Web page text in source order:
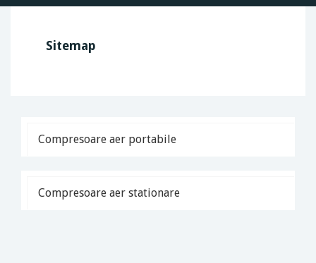
Sitemap
Compresoare aer portabile
Compresoare aer stationare